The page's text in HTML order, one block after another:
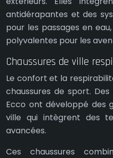
antidérapantes et des
pour les passages en
polyvalentes pour les
Chaussures de ville
Le confort et la
chaussures de sport.
Ecco ont développé des
ville qui intègrent des
avancées.
Ces chaussures